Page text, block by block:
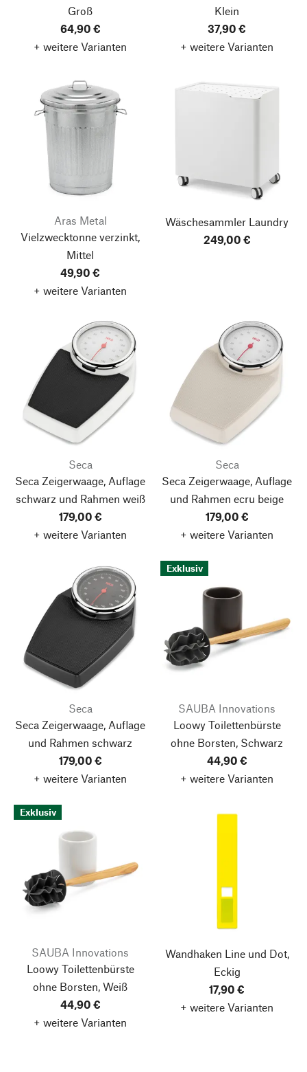
Groß
64,90 €
+ weitere Varianten
Klein
37,90 €
+ weitere Varianten
Aras Metal
Vielzwecktonne verzinkt,
Mittel
49,90 €
+ weitere Varianten
Wäschesammler Laundry
249,00 €
Seca
Seca Zeigerwaage, Auflage
schwarz und Rahmen weiß
179,00 €
+ weitere Varianten
Seca
Seca Zeigerwaage, Auflage
und Rahmen ecru beige
179,00 €
+ weitere Varianten
Seca
Seca Zeigerwaage, Auflage
und Rahmen schwarz
179,00 €
+ weitere Varianten
Exklusiv
SAUBA Innovations
Loowy Toilettenbürste
ohne Borsten, Schwarz
44,90 €
+ weitere Varianten
Exklusiv
SAUBA Innovations
Loowy Toilettenbürste
ohne Borsten, Weiß
44,90 €
+ weitere Varianten
Wandhaken Line und Dot,
Eckig
17,90 €
+ weitere Varianten